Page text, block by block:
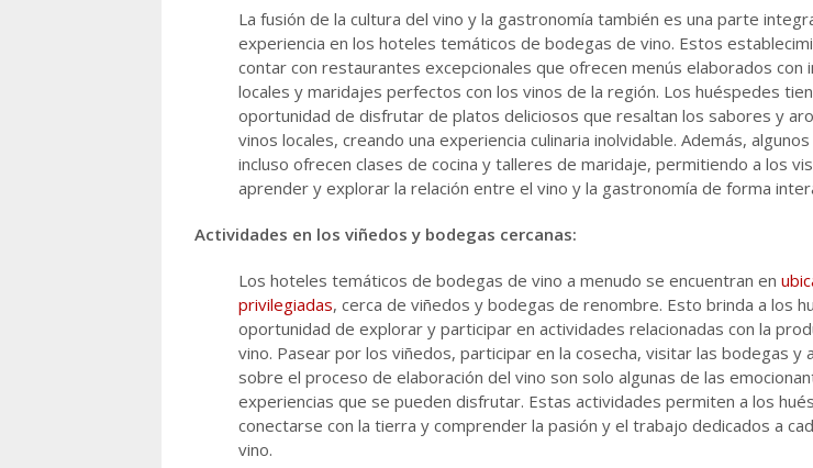
La fusión de la cultura del vino y la gastronomía también es una parte
experiencia en los hoteles temáticos de bodegas de vino. Estos
contar con restaurantes excepcionales que ofrecen menús elaborados con
locales y maridajes perfectos con los vinos de la región. Los huéspedes
oportunidad de disfrutar de platos deliciosos que resaltan los sabores y
vinos locales, creando una experiencia culinaria inolvidable. Además,
incluso ofrecen clases de cocina y talleres de maridaje, permitiendo a los
aprender y explorar la relación entre el vino y la gastronomía de forma
Actividades en los viñedos y bodegas cercanas:
Los hoteles temáticos de bodegas de vino a menudo se encuentran en
privilegiadas, cerca de viñedos y bodegas de renombre. Esto brinda a los
oportunidad de explorar y participar en actividades relacionadas con la
vino. Pasear por los viñedos, participar en la cosecha, visitar las bodegas y
sobre el proceso de elaboración del vino son solo algunas de las
experiencias que se pueden disfrutar. Estas actividades permiten a los
conectarse con la tierra y comprender la pasión y el trabajo dedicados a
vino.